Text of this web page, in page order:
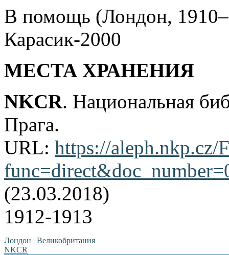
В помощь (Лондон,
Карасик-2000
МЕСТА ХРАНЕНИЯ
NKCR. Национальная
Прага.
URL: https://aleph.nkp.cz/
(23.03.2018)
1912-1913
Лондон | Великобритания
NKCR